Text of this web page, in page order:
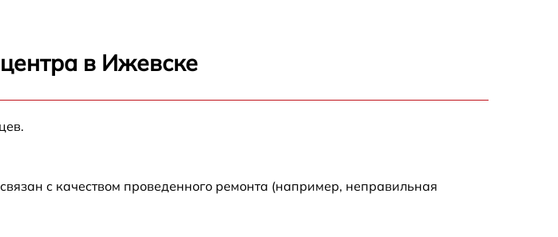
в Ижевске
с качеством проведенного ремонта (например, неправильная